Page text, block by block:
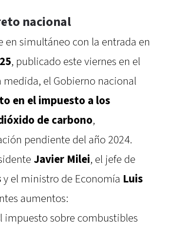
nacional
en simultáneo con la entrada en
, publicado este viernes en el
medida, el Gobierno nacional
en el impuesto a los
de carbono,
pendiente del año 2024.
Javier Milei, el jefe de
y el ministro de Economía Luis
aumentos:
impuesto sobre combustibles